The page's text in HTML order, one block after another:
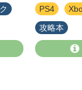
PS4
攻略本